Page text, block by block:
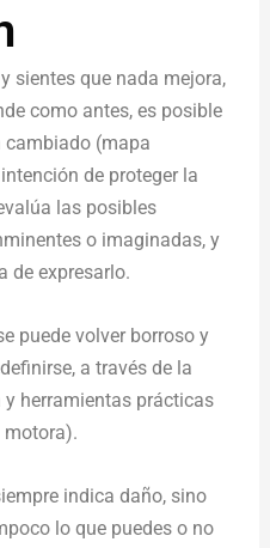
sientes que nada mejora,
como antes, es posible
cambiado (mapa
de proteger la
las posibles
o imaginadas, y
de expresarlo.
puede volver borroso y
a través de la
herramientas prácticas
motora).
indica daño, sino
lo que puedes o no